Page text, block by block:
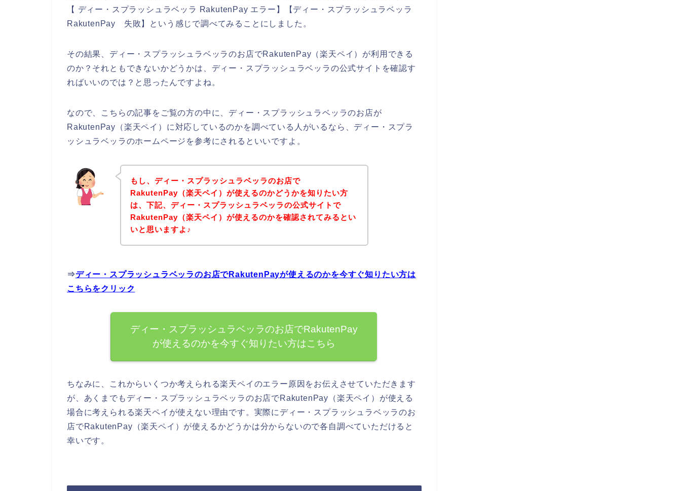
【 ディー・スプラッシュラベッラ RakutenPay エラー】【ディー・スプラッシュラベッラ
RakutenPay 失敗】という感じで調べてみることにしました。
その結果、ディー・スプラッシュラベッラのお店でRakutenPay（楽天ペイ）が利用できる
のか？それともできないかどうかは、ディー・スプラッシュラベッラの公式サイトを確認す
ればいいのでは？と思ったんですよね。
なので、こちらの記事をご覧の方の中に、ディー・スプラッシュラベッラのお店が
RakutenPay（楽天ペイ）に対応しているのかを調べている人がいるなら、ディー・スプラ
ッシュラベッラのホームページを参考にされるといいですよ。
もし、ディー・スプラッシュラベッラのお店で
RakutenPay（楽天ペイ）が使えるのかどうかを知りたい方
は、下記、ディー・スプラッシュラベッラの公式サイトで
RakutenPay（楽天ペイ）が使えるのかを確認されてみるとい
いと思いますよ♪
⇒ディー・スプラッシュラベッラのお店でRakutenPayが使えるのかを今すぐ知りたい方は
こちらをクリック
ディー・スプラッシュラベッラのお店でRakutenPay
が使えるのかを今すぐ知りたい方はこちら
ちなみに、これからいくつか考えられる楽天ペイのエラー原因をお伝えさせていただきます
が、あくまでもディー・スプラッシュラベッラのお店でRakutenPay（楽天ペイ）が使える
場合に考えられる楽天ペイが使えない理由です。実際にディー・スプラッシュラベッラのお
店でRakutenPay（楽天ペイ）が使えるかどうかは分からないので各自調べていただけると
幸いです。